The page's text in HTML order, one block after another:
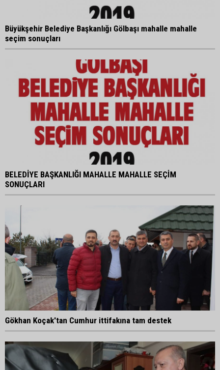
Büyükşehir Belediye Başkanlığı Gölbaşı mahalle mahalle
seçim sonuçları
BELEDİYE BAŞKANLIĞI MAHALLE MAHALLE SEÇİM
SONUÇLARI
Gökhan Koçak'tan Cumhur ittifakına tam destek